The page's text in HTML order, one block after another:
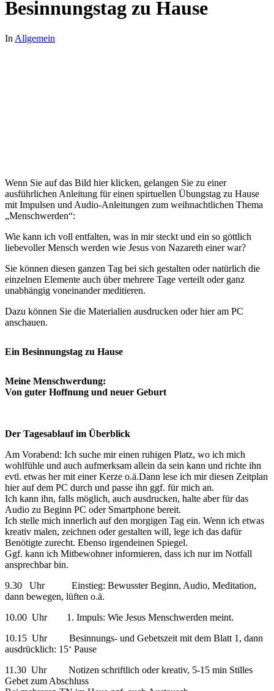
Besinnungstag zu Hause
In Allgemein
Wenn Sie auf das Bild hier klicken, gelangen Sie zu einer
ausführlichen Anleitung für einen spirtuellen Übungstag zu Hause
mit Impulsen und Audio-Anleitungen zum weihnachtlichen Thema
„Menschwerden“:
Wie kann ich voll entfalten, was in mir steckt und ein so göttlich
liebevoller Mensch werden wie Jesus von Nazareth einer war?
Sie können diesen ganzen Tag bei sich gestalten oder natürlich die
einzelnen Elemente auch über mehrere Tage verteilt oder ganz
unabhängig voneinander meditieren.
Dazu können Sie die Materialien ausdrucken oder hier am PC
anschauen.
Ein Besinnungstag zu Hause
Meine Menschwerdung:
Von guter Hoffnung und neuer Geburt
Der Tagesablauf im Überblick
Am Vorabend: Ich suche mir einen ruhigen Platz, wo ich mich
wohlfühle und auch aufmerksam allein da sein kann und richte ihn
evtl. etwas her mit einer Kerze o.ä.Dann lese ich mir diesen Zeitplan
hier auf dem PC durch und passe ihn ggf. für mich an.
Ich kann ihn, falls möglich, auch ausdrucken, halte aber für das
Audio zu Beginn PC oder Smartphone bereit.
Ich stelle mich innerlich auf den morgigen Tag ein. Wenn ich etwas
kreativ malen, zeichnen oder gestalten will, lege ich das dafür
Benötigte zurecht. Ebenso irgendeinen Spiegel.
Ggf. kann ich Mitbewohner informieren, dass ich nur im Notfall
ansprechbar bin.
9.30 Uhr Einstieg: Bewusster Beginn, Audio, Meditation,
dann bewegen, lüften o.ä.
10.00 Uhr 1. Impuls: Wie Jesus Menschwerden meint.
10.15 Uhr Besinnungs- und Gebetszeit mit dem Blatt 1, dann
ausdrücklich: 15‘ Pause
11.30 Uhr Notizen schriftlich oder kreativ, 5-15 min Stilles
Gebet zum Abschluss